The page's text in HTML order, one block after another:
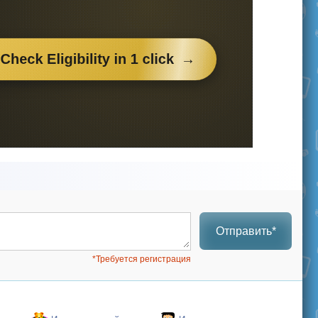
Отправить*
*Требуется регистрация